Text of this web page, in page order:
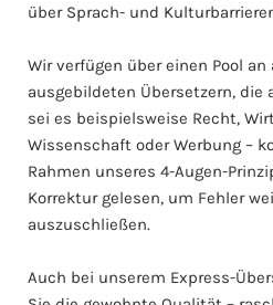
über Sprach- und
Wir verfügen über einen Pool
ausgebildeten Übersetzern, die
sei es beispielsweise Recht,
Wissenschaft oder Werbung –
Rahmen unseres 4-Augen-
Korrektur gelesen, um Fehler
auszuschließen.
Auch bei unserem Express-